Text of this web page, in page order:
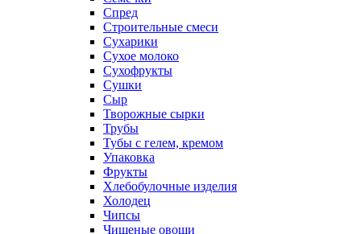
Спред
Строительные смеси
Сухарики
Сухое молоко
Сухофрукты
Сушки
Сыр
Творожные сырки
Трубы
Тубы с гелем, кремом
Упаковка
Фрукты
Хлебобулочные изделия
Холодец
Чипсы
Чищеные овощи